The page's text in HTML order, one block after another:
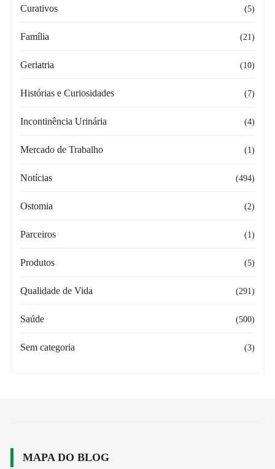
Curativos (5)
Família (21)
Geriatria (10)
Histórias e Curiosidades (7)
Incontinência Urinária (4)
Mercado de Trabalho (1)
Notícias (494)
Ostomia (2)
Parceiros (1)
Produtos (5)
Qualidade de Vida (291)
Saúde (500)
Sem categoria (3)
MAPA DO BLOG